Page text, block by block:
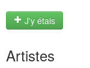
J'y étais
Artistes